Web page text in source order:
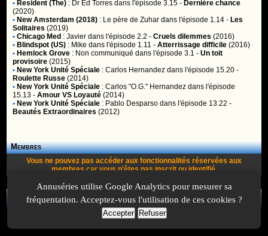
• Resident (The) : Dr Ed Torres dans l'épisode 3.15 - Dernière chance
(2020)
• New Amsterdam (2018) : Le père de Zuhar dans l'épisode 1.14 - Les
Solitaires (2019)
• Chicago Med :Javier dans l'épisode 2.2 -Cruels dilemmes (2016)
• Blindspot (US) : Mike dans l'épisode 1.11 -Atterrissage difficile (2016)
• Hemlock Grove : Non communiqué dans l'épisode 3.1 -Un toit
provisoire (2015)
• New York Unité Spéciale :Carlos Hernandez dans l'épisode 15.20 -
Roulette Russe (2014)
• New York Unité Spéciale :Carlos "O.G." Hernandez dans l'épisode
15.13 -Amour VS Loyauté (2014)
• New York Unité Spéciale : Pablo Desparso dans l'épisode 13.22 -
Beautés Extraordinaires (2012)
Membres
Vous ne pouvez pas accéder aux fonctionnalités réservées aux
membres car vous n'êtes pas inscritou identifié.
A Propos-Plan-Contactez-nous-A-Suivre.org-Mentions légales-
Annuséries utilise Google Analytics pour mesurer sa
fréquentation. Acceptez-vous l'utilisation de ces cookies ?
Accepter Refuser